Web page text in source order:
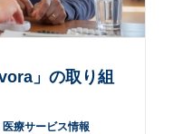
」の取り組
医療サービス情報